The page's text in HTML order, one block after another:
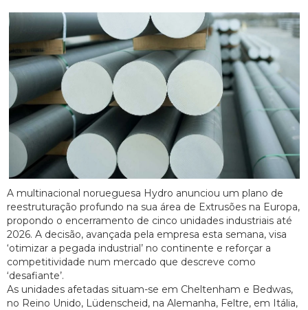
A multinacional norueguesa Hydro anunciou um plano de
reestruturação profundo na sua área de Extrusões na Europa,
propondo o encerramento de cinco unidades industriais até
2026. A decisão, avançada pela empresa esta semana, visa
‘otimizar a pegada industrial’ no continente e reforçar a
competitividade num mercado que descreve como
‘desafiante’.
As unidades afetadas situam-se em Cheltenham e Bedwas,
no Reino Unido, Lüdenscheid, na Alemanha, Feltre, em Itália,